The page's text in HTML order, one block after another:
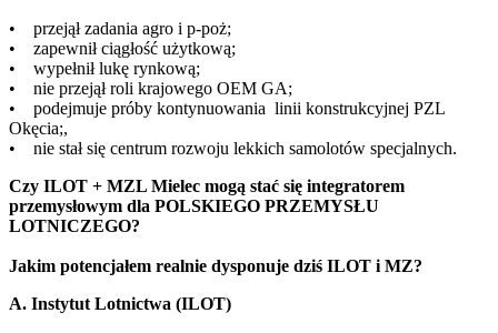
• przejął zadania agro i p-poż;
• zapewnił ciągłość użytkową;
• wypełnił lukę rynkową;
• nie przejął roli krajowego OEM GA;
• podejmuje próby kontynuowania linii konstrukcyjnej PZL
Okęcia;,
• nie stał się centrum rozwoju lekkich samolotów specjalnych.
Czy ILOT + MZL Mielec mogą stać się integratorem
przemysłowym dla POLSKIEGO PRZEMYSŁU
LOTNICZEGO?
Jakim potencjałem realnie dysponuje dziś ILOT i MZ?
A. Instytut Lotnictwa (ILOT)